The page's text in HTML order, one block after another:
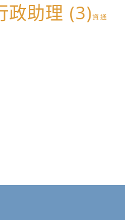
政助理 (3)資通